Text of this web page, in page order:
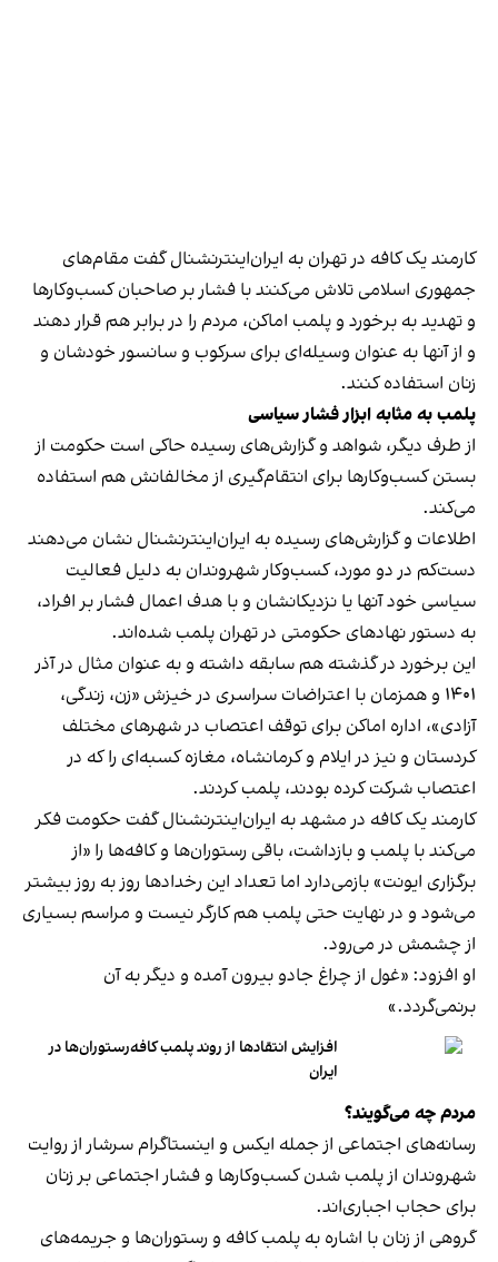
کارمند یک کافه در تهران به ایران‌اینترنشنال گفت مقام‌های
جمهوری اسلامی تلاش می‌کنند با فشار بر صاحبان کسب‌وکارها
و تهدید به برخورد و پلمب اماکن، مردم را در برابر هم قرار دهند
و از آنها به عنوان وسیله‌ای برای سرکوب و سانسور خودشان و
زنان استفاده کنند.
پلمب به مثابه ابزار فشار سیاسی
از طرف دیگر، شواهد و گزارش‌های رسیده حاکی است حکومت از
بستن کسب‌وکارها برای انتقام‌گیری از مخالفانش هم استفاده
می‌کند.
اطلاعات و گزارش‌های رسیده به ایران‌اینترنشنال نشان می‌دهند
دست‌کم در دو مورد، کسب‌وکار شهروندان به دلیل فعالیت
سیاسی خود آنها یا نزدیکانشان و با هدف اعمال فشار بر افراد،
به دستور نهادهای حکومتی در تهران پلمب شده‌اند.
این برخورد در گذشته هم سابقه داشته و به عنوان مثال در آذر
۱۴۰۱ و همزمان با اعتراضات سراسری در خیزش «زن، زندگی،
آزادی»، اداره اماکن برای توقف اعتصاب در شهرهای مختلف
کردستان و نیز در ایلام و کرمانشاه، مغازه کسبه‌ای را که در
اعتصاب شرکت کرده بودند، پلمب کردند.
کارمند یک کافه در مشهد به ایران‌اینترنشنال گفت حکومت فکر
می‌کند با پلمب و بازداشت، باقی رستوران‌ها و کافه‌ها را «از
برگزاری ایونت» بازمی‌دارد اما تعداد این رخدادها روز به روز بیشتر
می‌شود و در نهایت حتی پلمب هم کارگر نیست و مراسم بسیاری
از چشمش در می‌رود.
او افزود: «غول از چراغ جادو بیرون آمده و دیگر به آن
برنمی‎‌گردد.»
افزایش انتقادها از روند پلمب کافه‌رستوران‌ها در
ایران
مردم چه می‌گویند؟
رسانه‎‌های اجتماعی از جمله ایکس و اینستاگرام سرشار از روایت
شهروندان از پلمب شدن کسب‌وکارها و فشار اجتماعی بر زنان
برای حجاب اجباری‌اند.
گروهی از زنان با اشاره به پلمب کافه و رستوران‌ها و جریمه‌های